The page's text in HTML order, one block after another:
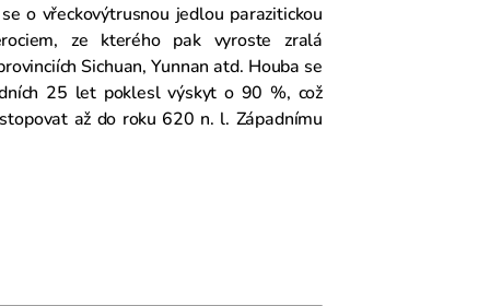
o vřeckovýtrusnou jedlou parazitickou
ze kterého pak vyroste zralá
Sichuan, Yunnan atd. Houba se
25 let poklesl výskyt o 90 %, což
až do roku 620 n. l. Západnímu